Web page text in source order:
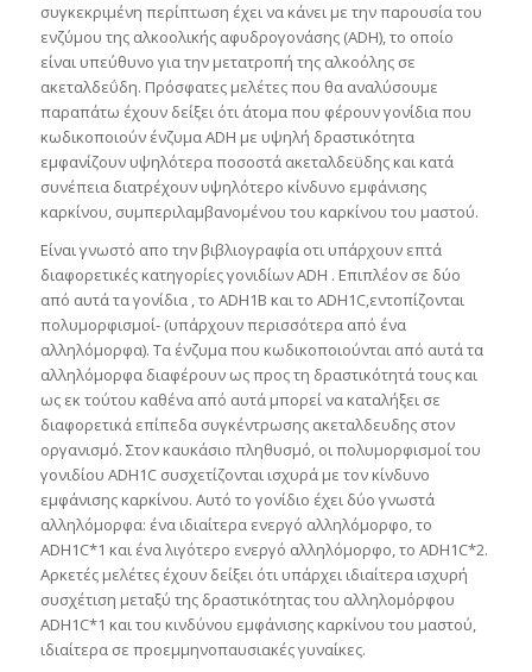
συγκεκριμένη περίπτωση έχει να κάνει με την παρουσία του
ενζύμου της αλκοολικής αφυδρογονάσης (ADH), το οποίο
είναι υπεύθυνο για την μετατροπή της αλκοόλης σε
ακεταλδεΰδη. Πρόσφατες μελέτες που θα αναλύσουμε
παραπάτω έχουν δείξει ότι άτομα που φέρουν γονίδια που
κωδικοποιούν ένζυμα ADH με υψηλή δραστικότητα
εμφανίζουν υψηλότερα ποσοστά ακεταλδεϋδης και κατά
συνέπεια διατρέχουν υψηλότερο κίνδυνο εμφάνισης
καρκίνου, συμπεριλαμβανομένου του καρκίνου του μαστού.
Είναι γνωστό απο την βιβλιογραφία οτι υπάρχουν επτά
διαφορετικές κατηγορίες γονιδίων ADH . Επιπλέον σε δύο
από αυτά τα γονίδια , το ADH1B και το ADH1C,εντοπίζονται
πολυμορφισμοί- (υπάρχουν περισσότερα από ένα
αλληλόμορφα). Τα ένζυμα που κωδικοποιούνται από αυτά τα
αλληλόμορφα διαφέρουν ως προς τη δραστικότητά τους και
ως εκ τούτου καθένα από αυτά μπορεί να καταλήξει σε
διαφορετικά επίπεδα συγκέντρωσης ακεταλδευδης στον
οργανισμό. Στον καυκάσιο πληθυσμό, οι πολυμορφισμοί του
γονιδίου ADH1C συσχετίζονται ισχυρά με τον κίνδυνο
εμφάνισης καρκίνου. Αυτό το γονίδιο έχει δύο γνωστά
αλληλόμορφα: ένα ιδιαίτερα ενεργό αλληλόμορφο, το
ADH1C*1 και ένα λιγότερο ενεργό αλληλόμορφο, το ADH1C*2.
Αρκετές μελέτες έχουν δείξει ότι υπάρχει ιδιαίτερα ισχυρή
συσχέτιση μεταξύ της δραστικότητας του αλληλομόρφου
ADH1C*1 και του κινδύνου εμφάνισης καρκίνου του μαστού,
ιδιαίτερα σε προεμμηνοπαυσιακές γυναίκες.